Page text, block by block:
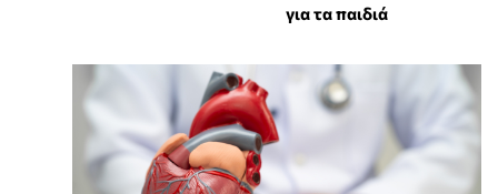
για τα παιδιά